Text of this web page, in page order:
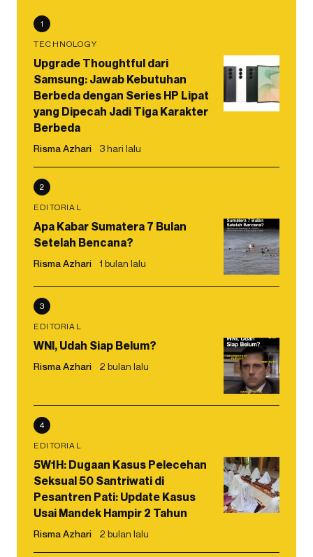
1
TECHNOLOGY
Upgrade Thoughtful dari
Samsung: Jawab Kebutuhan
Berbeda dengan Series HP Lipat
yang Dipecah Jadi Tiga Karakter
Berbeda
Risma Azhari 3 hari lalu
2
EDITORIAL
Apa Kabar Sumatera 7 Bulan
Setelah Bencana?
Risma Azhari 1 bulan lalu
3
EDITORIAL
WNI, Udah Siap Belum?
Risma Azhari 2 bulan lalu
4
EDITORIAL
5W1H: Dugaan Kasus Pelecehan
Seksual 50 Santriwati di
Pesantren Pati: Update Kasus
Usai Mandek Hampir 2 Tahun
Risma Azhari 2 bulan lalu